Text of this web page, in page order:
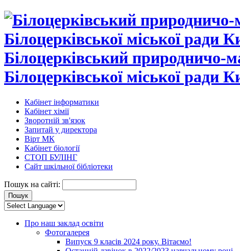
Білоцерківський
Білоцерківської міської ради
Кабінет інформатики
Кабінет хімії
Зворотній зв'язок
Запитай у директора
Вірт МК
Кабінет біології
СТОП БУЛІНГ
Сайт шкільної бібліотеки
Пошук на сайті:
Про наш заклад освіти
Фотогалерея
Випуск 9 класів 2024 року. Вітаємо!